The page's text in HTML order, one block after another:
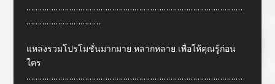
……………………………………………………………………………………
……………………………
แหล่งรวมโปรโมชั่นมากมาย หลากหลาย เพื่อให้คุณรู้ก่อน
ใคร
……………………………………………………………………………………